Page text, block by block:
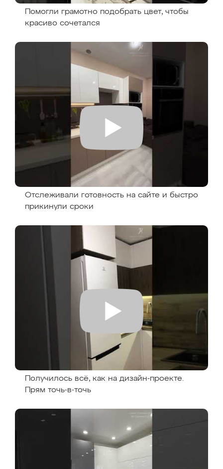
Помогли грамотно подобрать цвет, чтобы
красиво сочетался
Отслеживали готовность на сайте и быстро
прикинули сроки
Получилось всё, как на дизайн-проекте.
Прям точь-в-точь